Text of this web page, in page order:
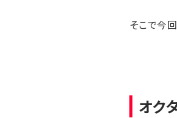
そこで今
オク